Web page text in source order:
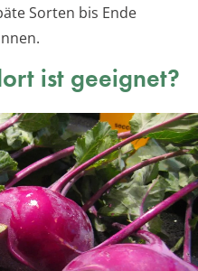
Sorten bis Ende
ist geeignet?